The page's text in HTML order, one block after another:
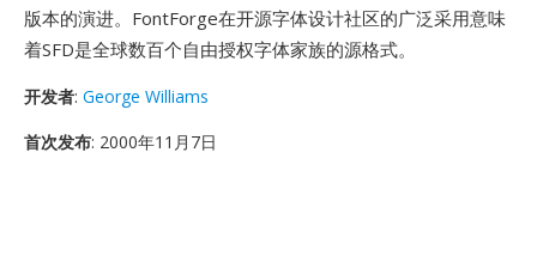
版本的演进。FontForge在开源字体设计社区的广泛采用意味
着SFD是全球数百个自由授权字体家族的源格式。
开发者: George Williams
首次发布: 2000年11月7日